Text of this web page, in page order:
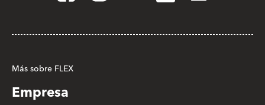
Más sobre FLEX
Empresa